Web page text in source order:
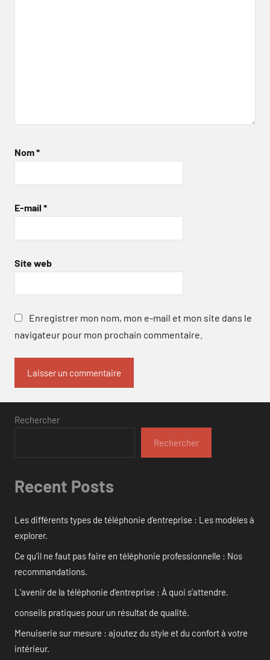
Nom*
E-mail *
Site web
Enregistrer mon nom, mon e-mail et mon site dans le
navigateur pour mon prochain commentaire.
Rechercher
Rechercher
Recent Posts
Les différents types de téléphonie d’entreprise : Les modèles à
explorer.
Ce qu’il ne faut pas faire en téléphonie professionnelle : Nos
recommandations.
L’avenir de la téléphonie d’entreprise : À quoi s’attendre.
conseils pratiques pour un résultat de qualité.
Menuiserie sur mesure : ajoutez du style et du confort à votre
intérieur.